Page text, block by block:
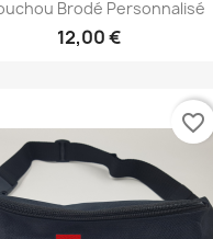
Brodé Personnalisé
12,00 €
favorite_border